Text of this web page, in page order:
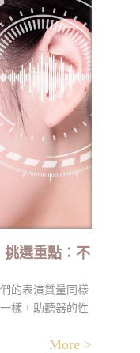
挑選重點：不
的表演質量同樣
樣，助聽器的性
人助聽器進行測
聲音頻率和各種
More >